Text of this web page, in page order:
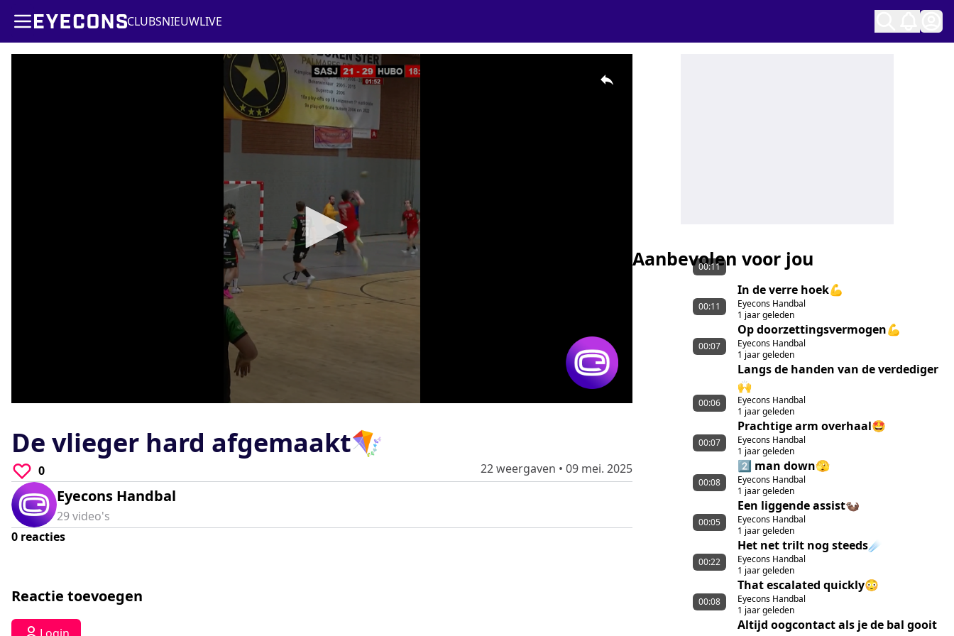
CLUBSNIEUWLIVE
seconds
Volume
90%
De vlieger hard afgemaakt🪁
0 22 weergaven • 09 mei. 2025
Eyecons Handbal
29video's
0 reacties
Reactie toevoegen
Aanbevolen voor jou
00:11
In de verre hoek💪
Eyecons Handbal
1 jaar geleden
00:11
Op doorzettingsvermogen💪
Eyecons Handbal
1 jaar geleden
00:07
Langs de handen van de verdediger
🙌
Eyecons Handbal
1 jaar geleden
00:06
Prachtige arm overhaal🤩
Eyecons Handbal
1 jaar geleden
00:07
2️⃣ man down🫣
Eyecons Handbal
1 jaar geleden
00:08
Een liggende assist🦦
Eyecons Handbal
1 jaar geleden
00:05
Het net trilt nog steeds☄️
Eyecons Handbal
1 jaar geleden
00:22
That escalated quickly😳
Eyecons Handbal
1 jaar geleden
00:08
Altijd oogcontact als je de bal gooit